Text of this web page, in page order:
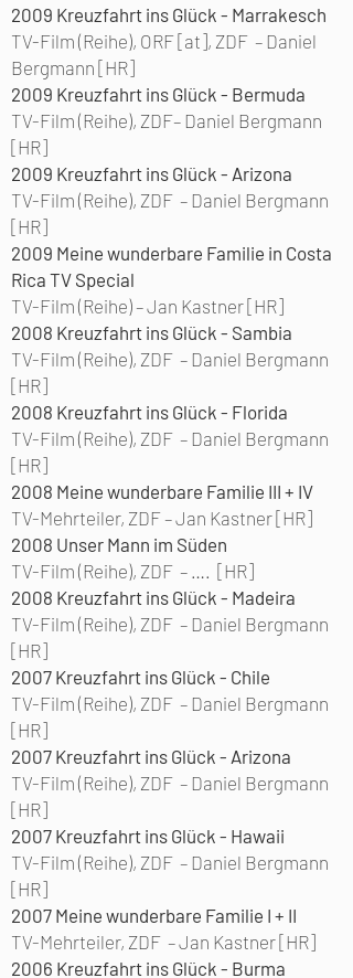
2009 Kreuzfahrt ins Glück - Marrakesch
TV-Film (Reihe), ORF [at], ZDF – Daniel
Bergmann [HR]
2009 Kreuzfahrt ins Glück - Bermuda
TV-Film (Reihe), ZDF– Daniel Bergmann
[HR]
2009 Kreuzfahrt ins Glück - Arizona
TV-Film (Reihe), ZDF – Daniel Bergmann
[HR]
2009 Meine wunderbare Familie in Costa
Rica TV Special
TV-Film (Reihe) –Jan Kastner [HR]
2008 Kreuzfahrt ins Glück - Sambia
TV-Film (Reihe), ZDF – Daniel Bergmann
[HR]
2008 Kreuzfahrt ins Glück - Florida
TV-Film (Reihe), ZDF – Daniel Bergmann
[HR]
2008 Meine wunderbare Familie III + IV
TV-Mehrteiler, ZDF –Jan Kastner [HR]
2008 Unser Mann im Süden
TV-Film (Reihe), ZDF – …. [HR]
2008 Kreuzfahrt ins Glück - Madeira
TV-Film (Reihe), ZDF – Daniel Bergmann
[HR]
2007 Kreuzfahrt ins Glück - Chile
TV-Film (Reihe), ZDF – Daniel Bergmann
[HR]
2007 Kreuzfahrt ins Glück - Arizona
TV-Film (Reihe), ZDF – Daniel Bergmann
[HR]
2007 Kreuzfahrt ins Glück - Hawaii
TV-Film (Reihe), ZDF – Daniel Bergmann
[HR]
2007 Meine wunderbare Familie I + II
TV-Mehrteiler, ZDF – Jan Kastner [HR]
2006 Kreuzfahrt ins Glück - Burma